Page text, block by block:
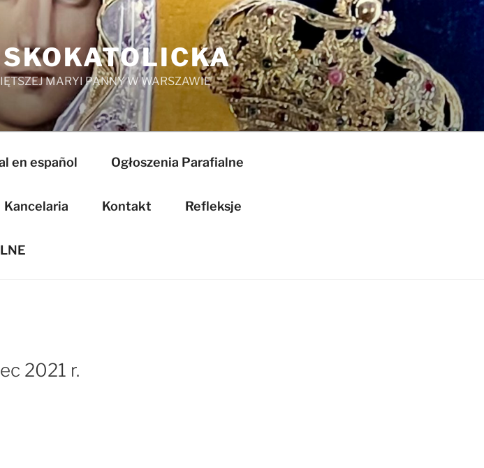
MARYI PANNY W WARSZAWIE
en español Ogłoszenia Parafialne
Kancelaria Kontakt Refleksje
2021 r.